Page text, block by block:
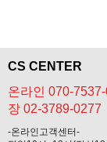
CS CENTER
온라인 070-7537-
장 02-3789-0277
-온라인고객센터-